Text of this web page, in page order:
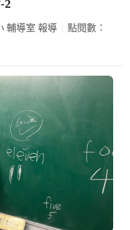
2
輔導室 報導
點閱數：